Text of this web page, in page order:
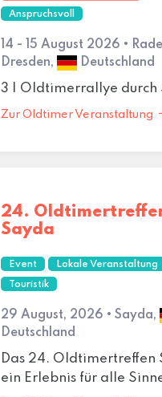
Anspruchsvoll
14 - 15 August 2026 •
Dresden,
Deutschland
3 | Oldtimerrallye durch
Zur Oldtimer Veranstaltung
24.
Sayda
Event Lokale Veranstaltung
Touristik
29 August, 2026 • Sayda,
Deutschland
Das 24. Oldtimertreffen
ein Erlebnis für alle